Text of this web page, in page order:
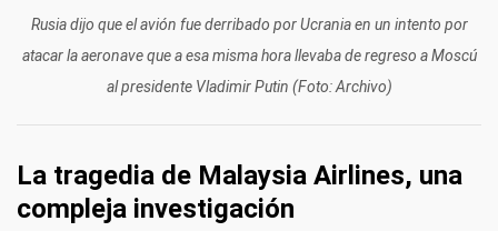
Rusia dijo que el avión fue derribado por Ucrania en un intento por
atacar la aeronave que a esa misma hora llevaba de regreso a Moscú
al presidente Vladimir Putin (Foto: Archivo)
La tragedia de Malaysia Airlines, una
compleja investigación